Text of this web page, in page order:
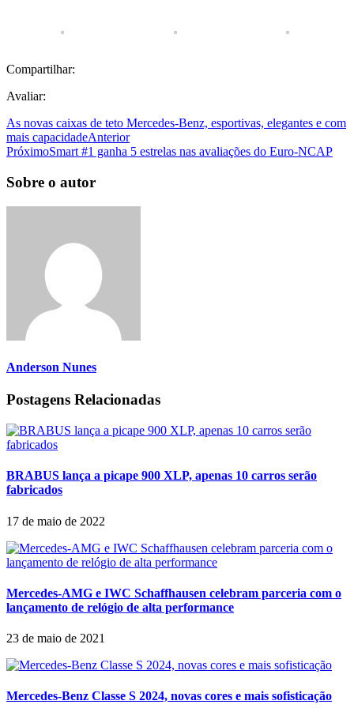
Compartilhar:
Avaliar:
As novas caixas de teto Mercedes-Benz, esportivas, elegantes e com
mais capacidadeAnterior
PróximoSmart #1 ganha 5 estrelas nas avaliações do Euro-NCAP
Sobre o autor
Anderson Nunes
Postagens Relacionadas
BRABUS lança a picape 900 XLP, apenas 10 carros serão
fabricados
17 de maio de 2022
Mercedes-AMG e IWC Schaffhausen celebram parceria com o
lançamento de relógio de alta performance
23 de maio de 2021
Mercedes-Benz Classe S 2024, novas cores e mais sofisticação